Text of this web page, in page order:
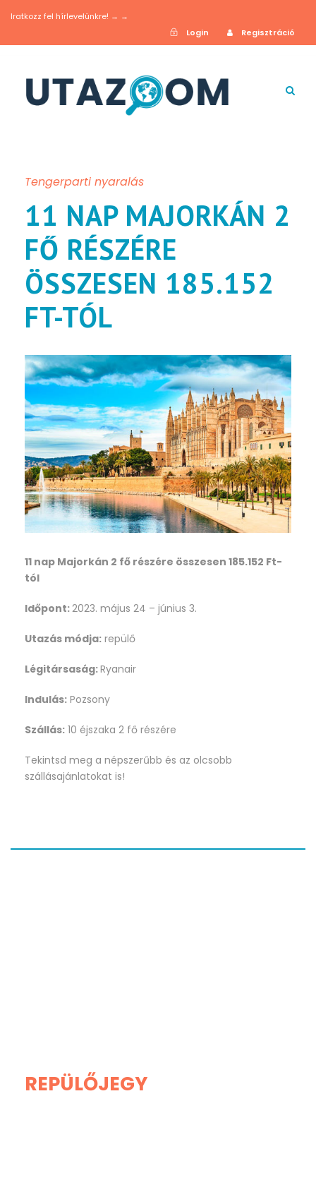
Iratkozz fel hírlevelünkre! → →
Login
Regisztráció
Tengerparti nyaralás
11 NAP MAJORKÁN 2
FŐ RÉSZÉRE
ÖSSZESEN 185.152
FT-TÓL
11 nap Majorkán 2 fő részére összesen 185.152 Ft-
tól
Időpont:2023. május 24 – június 3.
Utazás módja: repülő
Légitársaság:Ryanair
Indulás: Pozsony
Szállás: 10 éjszaka 2 fő részére
Tekintsd meg a népszerűbb és az olcsobb
szállásajánlatokat is!
REPÜLŐJEGY